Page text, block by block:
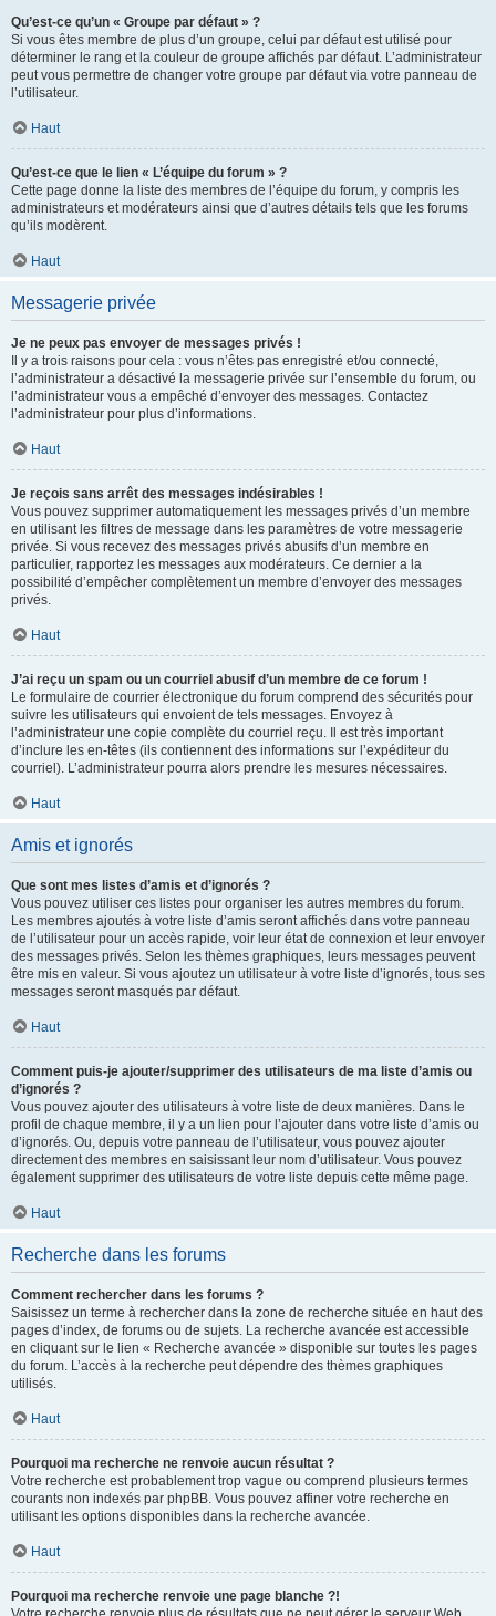
Qu’est-ce qu’un « Groupe par défaut » ?
Si vous êtes membre de plus d’un groupe, celui par défaut est utilisé pour
déterminer le rang et la couleur de groupe affichés par défaut. L’administrateur
peut vous permettre de changer votre groupe par défaut via votre panneau de
l’utilisateur.
Haut
Qu’est-ce que le lien « L’équipe du forum » ?
Cette page donne la liste des membres de l’équipe du forum, y compris les
administrateurs et modérateurs ainsi que d’autres détails tels que les forums
qu’ils modèrent.
Haut
Messagerie privée
Je ne peux pas envoyer de messages privés !
Il y a trois raisons pour cela : vous n’êtes pas enregistré et/ou connecté,
l’administrateur a désactivé la messagerie privée sur l’ensemble du forum, ou
l’administrateur vous a empêché d’envoyer des messages. Contactez
l’administrateur pour plus d’informations.
Haut
Je reçois sans arrêt des messages indésirables !
Vous pouvez supprimer automatiquement les messages privés d’un membre
en utilisant les filtres de message dans les paramètres de votre messagerie
privée. Si vous recevez des messages privés abusifs d’un membre en
particulier, rapportez les messages aux modérateurs. Ce dernier a la
possibilité d’empêcher complètement un membre d’envoyer des messages
privés.
Haut
J’ai reçu un spam ou un courriel abusif d’un membre de ce forum !
Le formulaire de courrier électronique du forum comprend des sécurités pour
suivre les utilisateurs qui envoient de tels messages. Envoyez à
l’administrateur une copie complète du courriel reçu. Il est très important
d’inclure les en-têtes (ils contiennent des informations sur l’expéditeur du
courriel). L’administrateur pourra alors prendre les mesures nécessaires.
Haut
Amis et ignorés
Que sont mes listes d’amis et d’ignorés ?
Vous pouvez utiliser ces listes pour organiser les autres membres du forum.
Les membres ajoutés à votre liste d’amis seront affichés dans votre panneau
de l’utilisateur pour un accès rapide, voir leur état de connexion et leur envoyer
des messages privés. Selon les thèmes graphiques, leurs messages peuvent
être mis en valeur. Si vous ajoutez un utilisateur à votre liste d’ignorés, tous ses
messages seront masqués par défaut.
Haut
Comment puis-je ajouter/supprimer des utilisateurs de ma liste d’amis ou
d’ignorés ?
Vous pouvez ajouter des utilisateurs à votre liste de deux manières. Dans le
profil de chaque membre, il y a un lien pour l’ajouter dans votre liste d’amis ou
d’ignorés. Ou, depuis votre panneau de l’utilisateur, vous pouvez ajouter
directement des membres en saisissant leur nom d’utilisateur. Vous pouvez
également supprimer des utilisateurs de votre liste depuis cette même page.
Haut
Recherche dans les forums
Comment rechercher dans les forums ?
Saisissez un terme à rechercher dans la zone de recherche située en haut des
pages d’index, de forums ou de sujets. La recherche avancée est accessible
en cliquant sur le lien « Recherche avancée » disponible sur toutes les pages
du forum. L’accès à la recherche peut dépendre des thèmes graphiques
utilisés.
Haut
Pourquoi ma recherche ne renvoie aucun résultat ?
Votre recherche est probablement trop vague ou comprend plusieurs termes
courants non indexés par phpBB. Vous pouvez affiner votre recherche en
utilisant les options disponibles dans la recherche avancée.
Haut
Pourquoi ma recherche renvoie une page blanche ?!